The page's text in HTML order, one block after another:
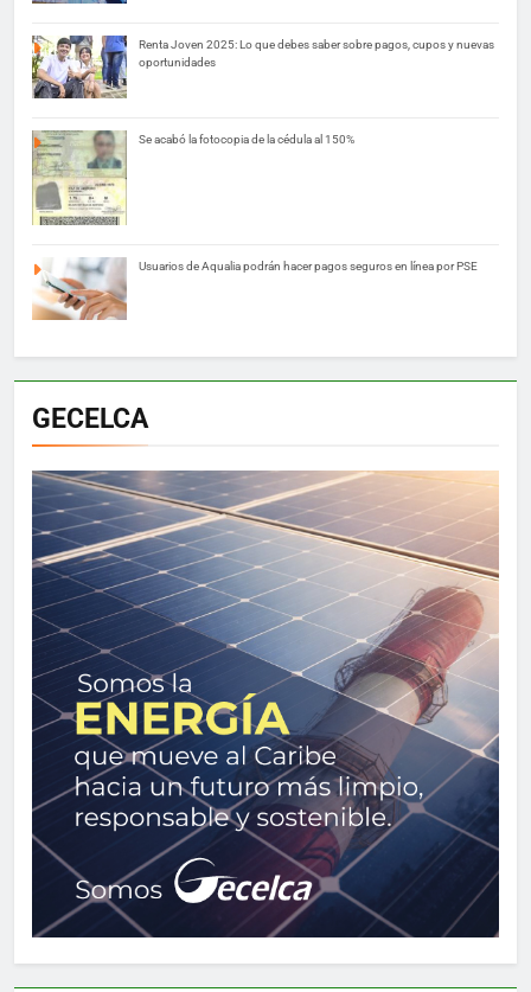
Renta Joven 2025: Lo que debes saber sobre pagos, cupos y nuevas
oportunidades
Se acabó la fotocopia de la cédula al 150%
Usuarios de Aqualia podrán hacer pagos seguros en línea por PSE
GECELCA